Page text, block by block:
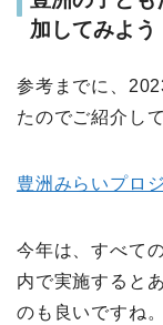
加してみよう
参考までに、
たのでご紹介し
豊洲みらいプロ
今年は、すべて
内で実施すると
のも良いですね。